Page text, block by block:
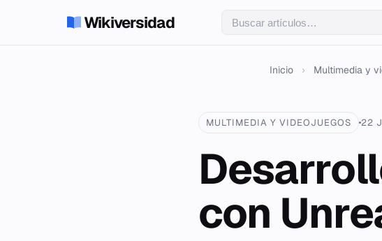
Wikiversidad
Inicio › Multimedia y
MULTIMEDIA Y VIDEOJUEGOS 22
con